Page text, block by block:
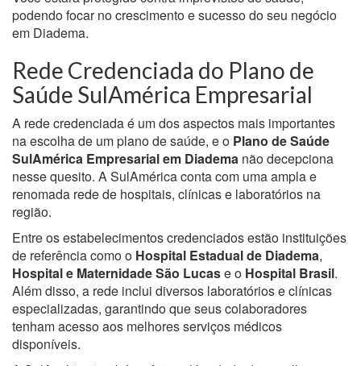
podendo focar no crescimento e sucesso do seu negócio
em Diadema.
Rede Credenciada do Plano de
Saúde SulAmérica Empresarial
A rede credenciada é um dos aspectos mais importantes
na escolha de um plano de saúde, e o Plano de Saúde
SulAmérica Empresarial em Diadema não decepciona
nesse quesito. A SulAmérica conta com uma ampla e
renomada rede de hospitais, clínicas e laboratórios na
região.
Entre os estabelecimentos credenciados estão instituições
de referência como o Hospital Estadual de Diadema,
Hospital e Maternidade São Lucase o Hospital Brasil.
Além disso, a rede inclui diversos laboratórios e clínicas
especializadas, garantindo que seus colaboradores
tenham acesso aos melhores serviços médicos
disponíveis.